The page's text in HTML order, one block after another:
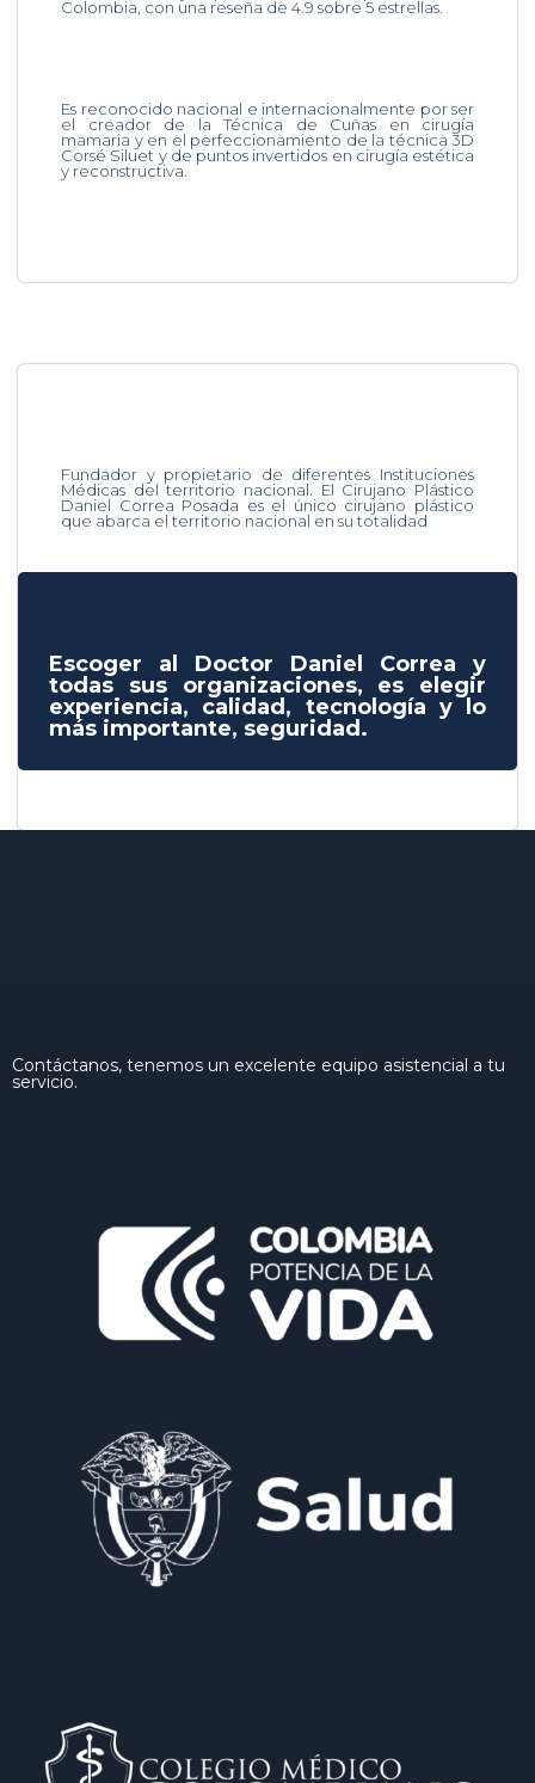
Colombia, con una reseña de 4.9 sobre 5 estrellas.
Es reconocido nacional e internacionalmente por ser
el creador de la Técnica de Cuñas en cirugía
mamaria y en el perfeccionamiento de la técnica 3D
Corsé Siluet y de puntos invertidos en cirugía estética
y reconstructiva.
Fundador y propietario de diferentes Instituciones
Médicas del territorio nacional. El Cirujano Plástico
Daniel Correa Posada es el único cirujano plástico
que abarca el territorio nacional en su totalidad
Escoger al Doctor Daniel Correa y
todas sus organizaciones, es elegir
experiencia, calidad, tecnología y lo
más importante, seguridad.
Contáctanos, tenemos un excelente equipo asistencial a tu
servicio.